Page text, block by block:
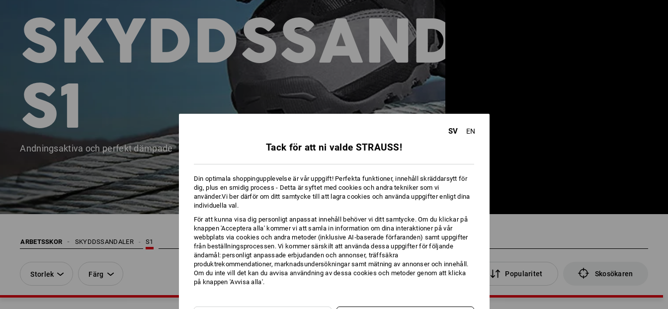
SKYDDSSANDALER
S1
Andningsaktiva och perfekt dämpade
ARBETSSKOR S1
SKYDDSSANDALER
Storlek Färg 4 Artiklar Ytterligare filter Popularitet Skosökaren
SV EN
Tack för att ni valde STRAUSS!
Din optimala shoppingupplevelse är vår uppgift! Perfekta funktioner, innehåll skräddarsytt för
dig, plus en smidig process - Detta är syftet med cookies och andra tekniker som vi
använder.Vi ber därför om ditt samtycke till att lagra cookies och använda uppgifter enligt dina
individuella val.
För att kunna visa dig personligt anpassat innehåll behöver vi ditt samtycke. Om du klickar på
knappen 'Acceptera alla' kommer vi att samla in information om dina interaktioner på vår
webbplats via cookies och andra metoder (inklusive AI‑baserade förfaranden) samt uppgifter
från beställningsprocessen. Vi kommer särskilt att använda dessa uppgifter för följande
ändamål: personligt anpassade erbjudanden och annonser, träffsäkra
produktrekommendationer, marknadsundersökningar samt mätning av annonser och innehåll.
Om du inte vill det kan du avvisa användning av dessa cookies och metoder genom att klicka
på knappen 'Avvisa alla'.